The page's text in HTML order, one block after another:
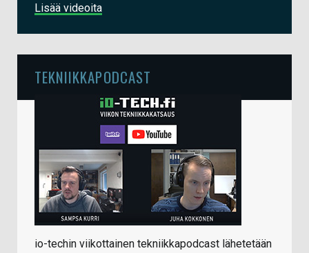
Lisää videoita
TEKNIIKKAPODCAST
io-techin viikottainen tekniikkapodcast lähetetään